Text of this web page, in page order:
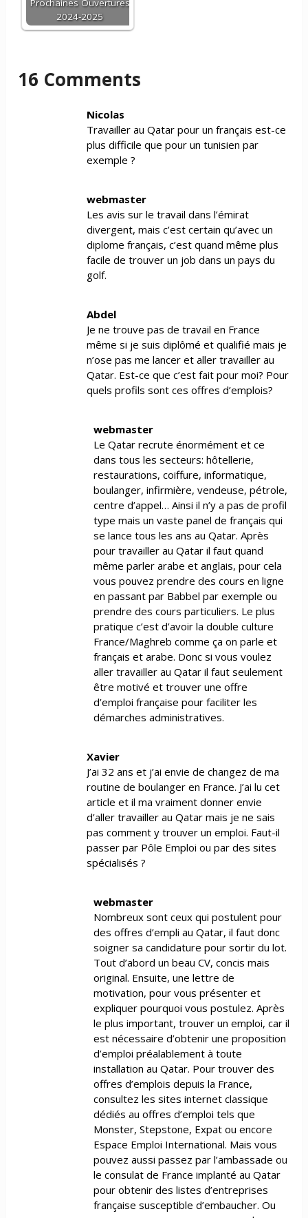
Prochaines Ouvertures
2024-2025
16 Comments
Nicolas
Travailler au Qatar pour un français est-ce
plus difficile que pour un tunisien par
exemple ?
webmaster
Les avis sur le travail dans l’émirat
divergent, mais c’est certain qu’avec un
diplome français, c’est quand même plus
facile de trouver un job dans un pays du
golf.
Abdel
Je ne trouve pas de travail en France
même si je suis diplômé et qualifié mais je
n’ose pas me lancer et aller travailler au
Qatar. Est-ce que c’est fait pour moi? Pour
quels profils sont ces offres d’emplois?
webmaster
Le Qatar recrute énormément et ce
dans tous les secteurs: hôtellerie,
restaurations, coiffure, informatique,
boulanger, infirmière, vendeuse, pétrole,
centre d’appel… Ainsi il n’y a pas de profil
type mais un vaste panel de français qui
se lance tous les ans au Qatar. Après
pour travailler au Qatar il faut quand
même parler arabe et anglais, pour cela
vous pouvez prendre des cours en ligne
en passant par Babbel par exemple ou
prendre des cours particuliers. Le plus
pratique c’est d’avoir la double culture
France/Maghreb comme ça on parle et
français et arabe. Donc si vous voulez
aller travailler au Qatar il faut seulement
être motivé et trouver une offre
d’emploi française pour faciliter les
démarches administratives.
Xavier
J’ai 32 ans et j’ai envie de changez de ma
routine de boulanger en France. J’ai lu cet
article et il ma vraiment donner envie
d’aller travailler au Qatar mais je ne sais
pas comment y trouver un emploi. Faut-il
passer par Pôle Emploi ou par des sites
spécialisés ?
webmaster
Nombreux sont ceux qui postulent pour
des offres d’empli au Qatar, il faut donc
soigner sa candidature pour sortir du lot.
Tout d’abord un beau CV, concis mais
original. Ensuite, une lettre de
motivation, pour vous présenter et
expliquer pourquoi vous postulez. Après
le plus important, trouver un emploi, car il
est nécessaire d’obtenir une proposition
d’emploi préalablement à toute
installation au Qatar. Pour trouver des
offres d’emplois depuis la France,
consultez les sites internet classique
dédiés au offres d’emploi tels que
Monster, Stepstone, Expat ou encore
Espace Emploi International. Mais vous
pouvez aussi passez par l’ambassade ou
le consulat de France implanté au Qatar
pour obtenir des listes d’entreprises
française susceptible d’embaucher. Ou